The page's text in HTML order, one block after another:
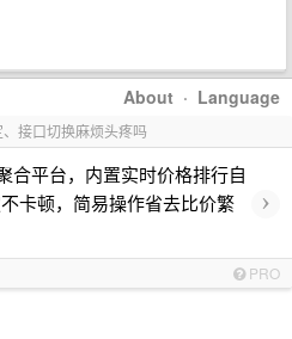
About · Language
接口切换麻烦头疼吗
合平台，内置实时价格排行自
卡顿，简易操作省去比价繁
›
PRO